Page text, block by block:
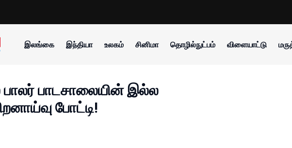
இலங்கை இந்தியா உலகம் சினிமா தொழில்நுட்பம் விளையாட்டு
பாலர் பாடசாலையின் இல்ல
போட்டி!